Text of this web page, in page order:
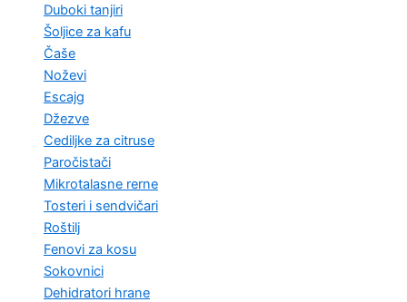
Duboki tanjiri
Šoljice za kafu
Čaše
Noževi
Escajg
Džezve
Cediljke za citruse
Paročistači
Mikrotalasne rerne
Tosteri i sendvičari
Roštilj
Fenovi za kosu
Sokovnici
Dehidratori hrane